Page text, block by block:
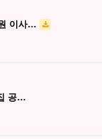
이사…
공…